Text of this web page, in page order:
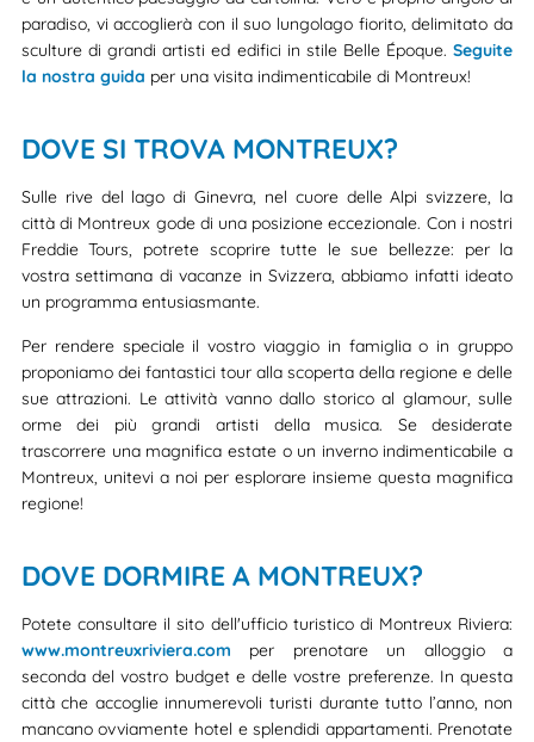
paradiso, vi accoglierà con il suo lungolago fiorito, delimitato da
sculture di grandi artisti ed edifici in stile Belle Époque.Seguite
la nostra guida per una visita indimenticabile di Montreux!
DOVE SI TROVA MONTREUX?
Sulle rive del lago di Ginevra, nel cuore delle Alpi svizzere, la
città di Montreux gode di una posizione eccezionale. Con i nostri
Freddie Tours, potrete scoprire tutte le sue bellezze: per la
vostra settimana di vacanze in Svizzera, abbiamo infatti ideato
un programma entusiasmante.
Per rendere speciale il vostro viaggio in famiglia o in gruppo
proponiamo dei fantastici tour alla scoperta della regione e delle
sue attrazioni. Le attività vanno dallo storico al glamour, sulle
orme dei più grandi artisti della musica. Se desiderate
trascorrere una magnifica estate o un inverno indimenticabile a
Montreux, unitevi a noi per esplorare insieme questa magnifica
regione!
DOVE DORMIRE A MONTREUX?
Potete consultare il sito dell'ufficio turistico di Montreux Riviera:
www.montreuxriviera.com per prenotare un alloggio a
seconda del vostro budget e delle vostre preferenze. In questa
città che accoglie innumerevoli turisti durante tutto l’anno, non
mancano ovviamente hotel e splendidi appartamenti. Prenotate